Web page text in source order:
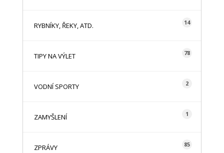
RYBNÍKY, ŘEKY, ATD. 14
TIPY NA VÝLET 78
VODNÍ SPORTY 2
ZAMYŠLENÍ 1
ZPRÁVY 85